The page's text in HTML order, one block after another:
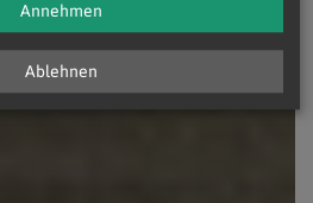
Ablehnen
Annehmen